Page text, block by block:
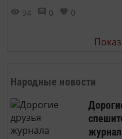
94
0 0
Народные новости